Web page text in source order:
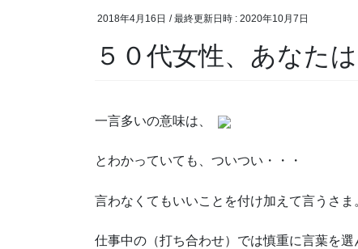
2018年4月16日 / 最終更新日時 : 2020年10月7日
５０代女性、あなた
一言多いの意味は、
とわかっていても、ついつい・・・
言わなくてもいいことを付け加えて言うさ
仕事中の（打ち合わせ）では慎重に言葉を選